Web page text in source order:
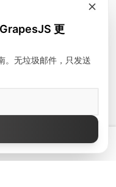
辑器 — 起价 $300
更
。无垃圾邮件，只发送